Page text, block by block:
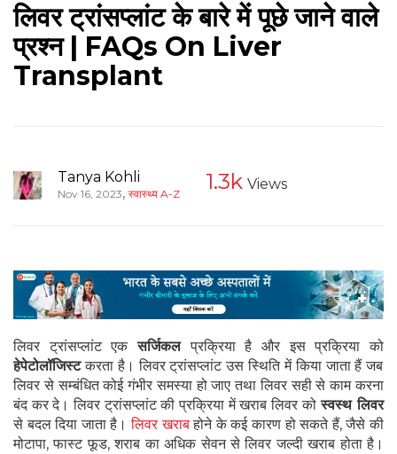
लिवर ट्रांसप्लांट के बारे में पूछे जाने वाले
प्रश्न | FAQs On Liver
Transplant
Tanya Kohli
Nov 16, 2023, स्वास्थ्य A-Z 1.3k Views
लिवर ट्रांसप्लांट एकसर्जिकलप्रक्रिया है और इस प्रक्रिया को
हेपेटोलॉजिस्टकरता है। लिवर ट्रांसप्लांट उस स्थिति में किया जाता हैं जब
लिवर से सम्बंधित कोई गंभीर समस्या हो जाए तथा लिवर सही से काम करना
बंद कर दे। लिवर ट्रांसप्लांट की प्रक्रिया में खराब लिवर कोस्वस्थ लिवर
से बदल दिया जाता है।लिवर खराबहोने के कई कारण हो सकते हैं, जैसे की
मोटापा, फास्ट फूड, शराब का अधिक सेवन से लिवर जल्दी खराब होता है।